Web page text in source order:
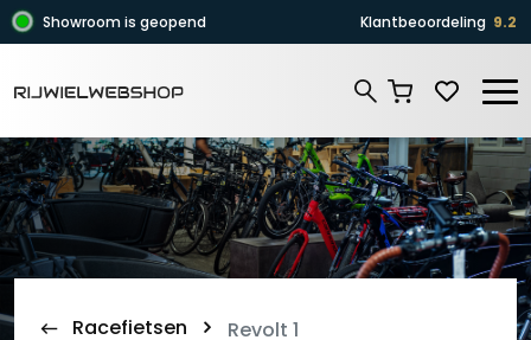
Zoeken
Showroom is geopend Klantbeoordeling 9.2
Racefietsen Revolt 1